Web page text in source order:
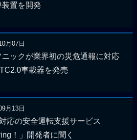
装置を開発
月07日
ニックが業界初の災危通報に対応
車載器を発売
月13日
応の安全運転支援サービス
！」開発者に聞く